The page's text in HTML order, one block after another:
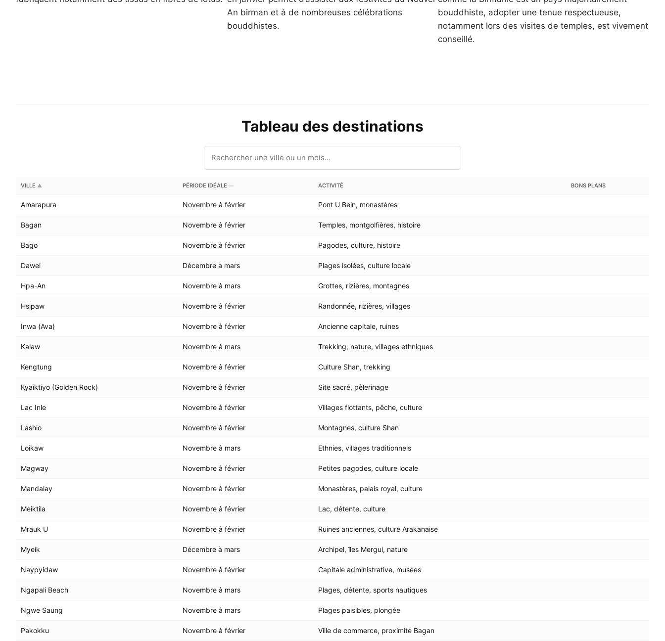
An birman et à de nombreuses célébrations
bouddhistes.
bouddhiste, adopter une tenue respectueuse,
notamment lors des visites de temples, est vivement
conseillé.
Tableau des destinations
VILLE ▲ PÉRIODE IDÉALE — ACTIVITÉ BONS PLANS
Amarapura Novembre à février Pont U Bein, monastères
Bagan Novembre à février Temples, montgolfières, histoire
Bago Novembre à février Pagodes, culture, histoire
Dawei Décembre à mars Plages isolées, culture locale
Hpa-An Novembre à mars Grottes, rizières, montagnes
Hsipaw Novembre à février Randonnée, rizières, villages
Inwa (Ava) Novembre à février Ancienne capitale, ruines
Kalaw Novembre à mars Trekking, nature, villages ethniques
Kengtung Novembre à février Culture Shan, trekking
Kyaiktiyo (Golden Rock) Novembre à février Site sacré, pèlerinage
Lac Inle Novembre à février Villages flottants, pêche, culture
Lashio Novembre à février Montagnes, culture Shan
Loikaw Novembre à mars Ethnies, villages traditionnels
Magway Novembre à février Petites pagodes, culture locale
Mandalay Novembre à février Monastères, palais royal, culture
Meiktila Novembre à février Lac, détente, culture
Mrauk U Novembre à février Ruines anciennes, culture Arakanaise
Myeik Décembre à mars Archipel, îles Mergui, nature
Naypyidaw Novembre à février Capitale administrative, musées
Ngapali Beach Novembre à mars Plages, détente, sports nautiques
Ngwe Saung Novembre à mars Plages paisibles, plongée
Pakokku Novembre à février Ville de commerce, proximité Bagan